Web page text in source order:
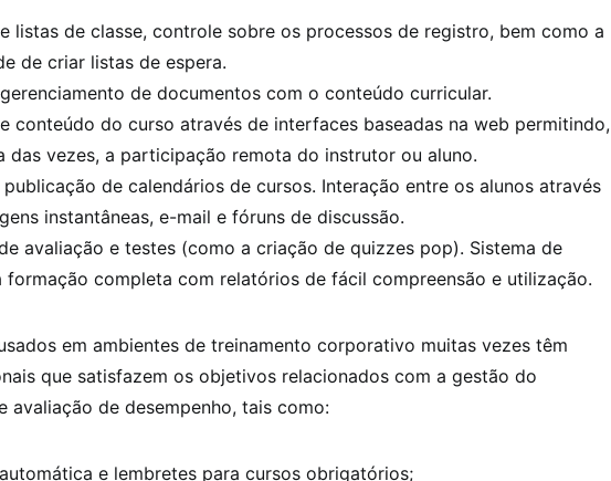
listas de classe, controle sobre os processos de registro, bem como a
de criar listas de espera.
de documentos com o conteúdo curricular.
conteúdo do curso através de interfaces baseadas na web permitindo,
das vezes, a participação remota do instrutor ou aluno.
de calendários de cursos. Interação entre os alunos através
instantâneas, e-mail e fóruns de discussão.
avaliação e testes (como a criação de quizzes pop). Sistema de
formação completa com relatórios de fácil compreensão e utilização.
em ambientes de treinamento corporativo muitas vezes têm
que satisfazem os objetivos relacionados com a gestão do
avaliação de desempenho, tais como:
e lembretes para cursos obrigatórios;